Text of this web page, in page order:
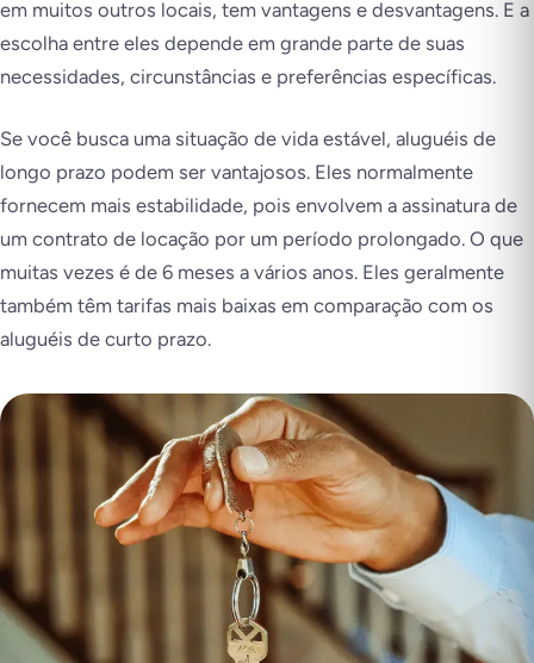
em muitos outros locais, tem vantagens e desvantagens. E a
escolha entre eles depende em grande parte de suas
necessidades, circunstâncias e preferências específicas.
Se você busca uma situação de vida estável, aluguéis de
longo prazo podem ser vantajosos. Eles normalmente
fornecem mais estabilidade, pois envolvem a assinatura de
um contrato de locação por um período prolongado. O que
muitas vezes é de 6 meses a vários anos. Eles geralmente
também têm tarifas mais baixas em comparação com os
aluguéis de curto prazo.